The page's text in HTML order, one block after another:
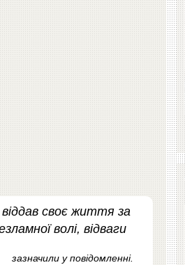
своє життя за
волі, відваги
зазначили у повідомленні.